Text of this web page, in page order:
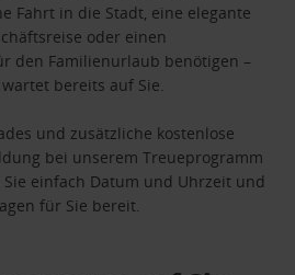
Fahrt in die Stadt, eine elegante
oder einen
den Familienurlaub benötigen –
bereits auf Sie.
und zusätzliche kostenlose
bei unserem Treueprogramm
Sie einfach Datum und Uhrzeit und
für Sie bereit.